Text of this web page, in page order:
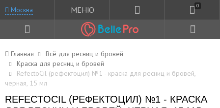
Москва МЕНЮ 0
Главная
Всё для ресниц и бровей
Краска для ресниц и бровей
RefectoCil (рефектоцил) №1 - краска для ресниц и бровей,
черная, 15 мл
REFECTOCIL (РЕФЕКТОЦИЛ) №1 - КРАСКА